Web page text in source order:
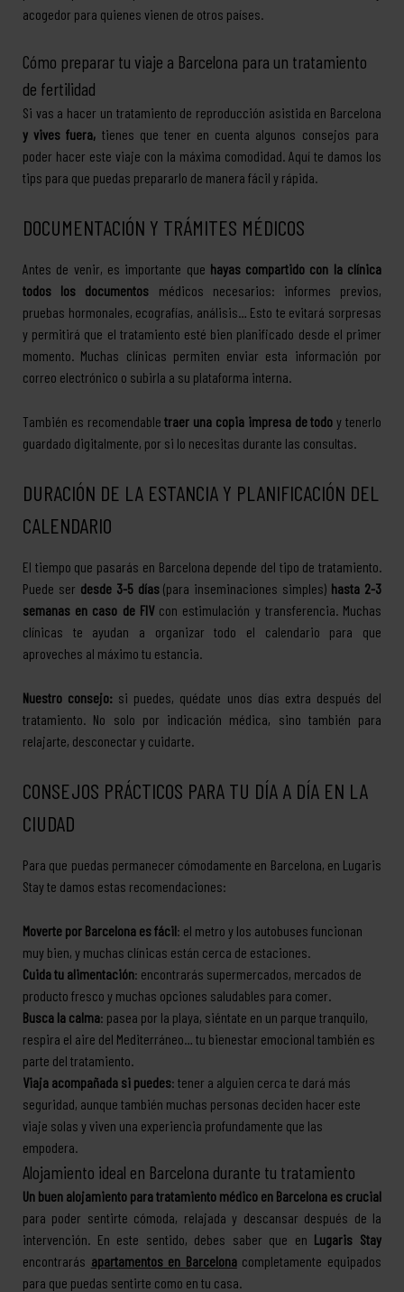
acogedor para quienes vienen de otros países.
Cómo preparar tu viaje a Barcelona para un tratamiento
de fertilidad
Si vas a hacer un tratamiento de reproducción asistida en Barcelona
y vives fuera, tienes que tener en cuenta algunos consejos para
poder hacer este viaje con la máxima comodidad. Aquí te damos los
tips para que puedas prepararlo de manera fácil y rápida.
DOCUMENTACIÓN Y TRÁMITES MÉDICOS
Antes de venir, es importante que hayas compartido con la clínica
todos los documentos médicos necesarios: informes previos,
pruebas hormonales, ecografías, análisis… Esto te evitará sorpresas
y permitirá que el tratamiento esté bien planificado desde el primer
momento. Muchas clínicas permiten enviar esta información por
correo electrónico o subirla a su plataforma interna.
También es recomendable traer una copia impresa de todoy tenerlo
guardado digitalmente, por si lo necesitas durante las consultas.
DURACIÓN DE LA ESTANCIA Y PLANIFICACIÓN DEL
CALENDARIO
El tiempo que pasarás en Barcelona depende del tipo de tratamiento.
Puede ser desde 3-5 días(para inseminaciones simples) hasta 2-3
semanas en caso de FIVcon estimulación y transferencia. Muchas
clínicas te ayudan a organizar todo el calendario para que
aproveches al máximo tu estancia.
Nuestro consejo: si puedes, quédate unos días extra después del
tratamiento. No solo por indicación médica, sino también para
relajarte, desconectar y cuidarte.
CONSEJOS PRÁCTICOS PARA TU DÍA A DÍA EN LA
CIUDAD
Para que puedas permanecer cómodamente en Barcelona, en Lugaris
Stay te damos estas recomendaciones:
Moverte por Barcelona es fácil: el metro y los autobuses funcionan
muy bien, y muchas clínicas están cerca de estaciones.
Cuida tu alimentación: encontrarás supermercados, mercados de
producto fresco y muchas opciones saludables para comer.
Busca la calma: pasea por la playa, siéntate en un parque tranquilo,
respira el aire del Mediterráneo… tu bienestar emocional también es
parte del tratamiento.
Viaja acompañada si puedes: tener a alguien cerca te dará más
seguridad, aunque también muchas personas deciden hacer este
viaje solas y viven una experiencia profundamente que las
empodera.
Alojamiento ideal en Barcelona durante tu tratamiento
Un buen alojamiento para tratamiento médico en Barcelona es crucial
para poder sentirte cómoda, relajada y descansar después de la
intervención. En este sentido, debes saber que en Lugaris Stay
encontrarás apartamentos en Barcelonacompletamente equipados
para que puedas sentirte como en tu casa.